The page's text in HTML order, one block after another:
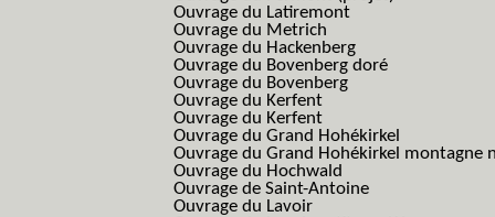
Ouvrage du Latiremont
Ouvrage du Metrich
Ouvrage du Hackenberg
Ouvrage du Bovenberg doré
Ouvrage du Bovenberg
Ouvrage du Kerfent
Ouvrage du Kerfent
Ouvrage du Grand Hohékirkel
Ouvrage du Grand Hohékirkel montagne
Ouvrage du Hochwald
Ouvrage de Saint-Antoine
Ouvrage du Lavoir